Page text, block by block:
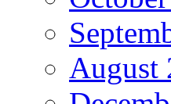
August